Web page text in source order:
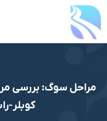
مراحل سوگ: بررسی
کوبلر-